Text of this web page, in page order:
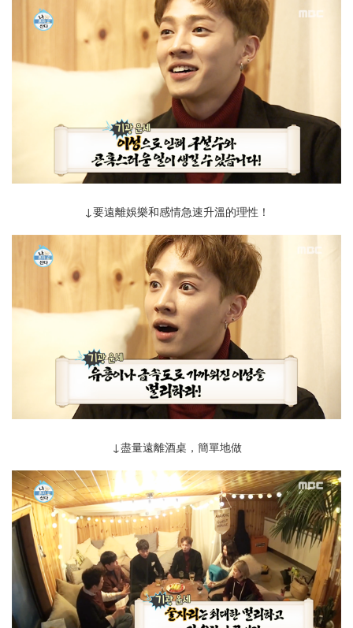
↓要 遠離娛樂 和 感情急速升溫的理性 ！
↓盡量 遠離酒桌 ，簡單地做